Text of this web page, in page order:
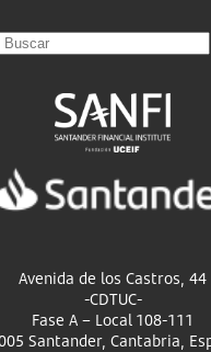
Avenida de los Castros, 44
-CDTUC-
Fase A – Local 108-111
Santander, Cantabria,